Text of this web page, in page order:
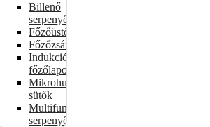
Billenő
serpenyők
Főzőüstök
Főzőzsámolyok
Indukciós
főzőlapok
Mikrohullámú
sütők
Multifunkciós
serpenyők